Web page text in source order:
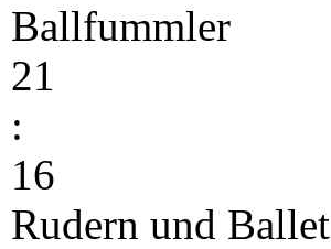
Ballfummler
21
:
16
Rudern und Ballet